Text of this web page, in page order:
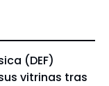
(DEF)
vitrinas tras